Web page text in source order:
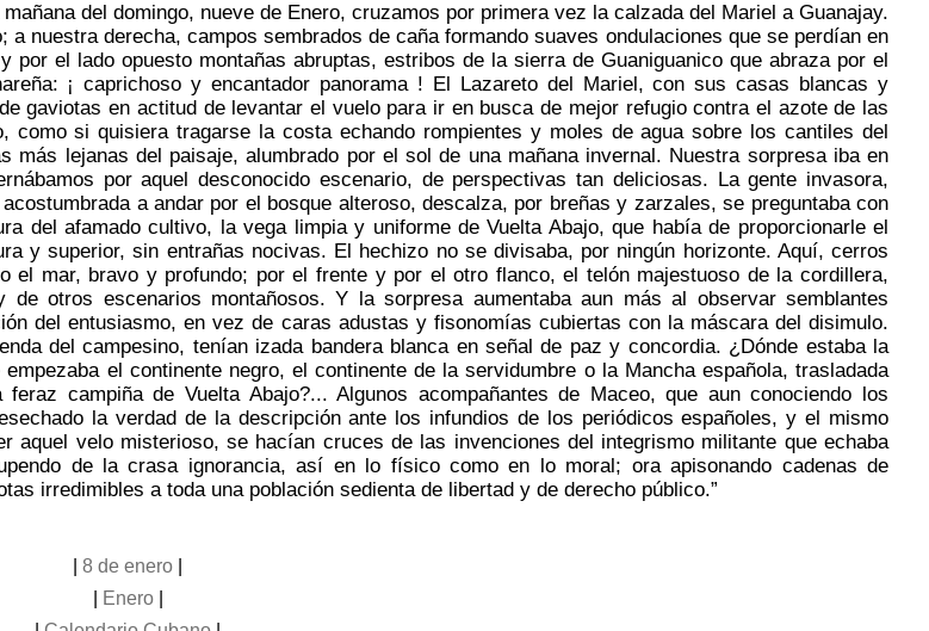
del domingo, nueve de Enero, cruzamos por primera vez la calzada del Mariel a Guanajay.
a nuestra derecha, campos sembrados de caña formando suaves ondulaciones que se perdían en
por el lado opuesto montañas abruptas, estribos de la sierra de Guaniguanico que abraza por el
¡ caprichoso y encantador panorama ! El Lazareto del Mariel, con sus casas blancas y
gaviotas en actitud de levantar el vuelo para ir en busca de mejor refugio contra el azote de las
como si quisiera tragarse la costa echando rompientes y moles de agua sobre los cantiles del
más lejanas del paisaje, alumbrado por el sol de una mañana invernal. Nuestra sorpresa iba en
por aquel desconocido escenario, de perspectivas tan deliciosas. La gente invasora,
a andar por el bosque alteroso, descalza, por breñas y zarzales, se preguntaba con
del afamado cultivo, la vega limpia y uniforme de Vuelta Abajo, que había de proporcionarle el
y superior, sin entrañas nocivas. El hechizo no se divisaba, por ningún horizonte. Aquí, cerros
el mar, bravo y profundo; por el frente y por el otro flanco, el telón majestuoso de la cordillera,
otros escenarios montañosos. Y la sorpresa aumentaba aun más al observar semblantes
del entusiasmo, en vez de caras adustas y fisonomías cubiertas con la máscara del disimulo.
del campesino, tenían izada bandera blanca en señal de paz y concordia. ¿Dónde estaba la
el continente negro, el continente de la servidumbre o la Mancha española, trasladada
campiña de Vuelta Abajo?... Algunos acompañantes de Maceo, que aun conociendo los
la verdad de la descripción ante los infundios de los periódicos españoles, y el mismo
aquel velo misterioso, se hacían cruces de las invenciones del integrismo militante que echaba
de la crasa ignorancia, así en lo físico como en lo moral; ora apisonando cadenas de
irredimibles a toda una población sedienta de libertad y de derecho público.”
8 de enero
Enero|